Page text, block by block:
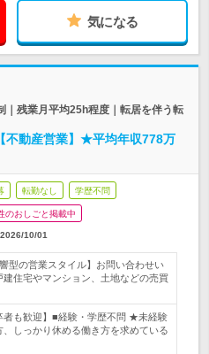
気になる
｜残業月平均25h程度｜転居を伴う転
不動産営業】★平均年収778万
転勤なし 学歴不問
のおしごと掲載中
2026/10/01
型の営業スタイル】お問い合わせい
住宅やマンション、土地などの売買
者も歓迎】■経験・学歴不問 ★未経験
しっかり休める働き方を求めている